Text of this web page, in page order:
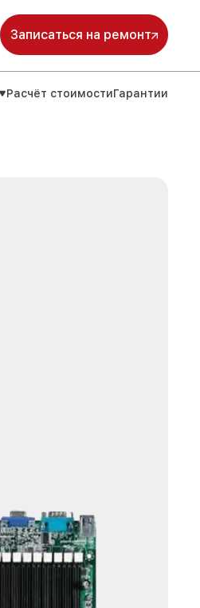
Записаться на ремонт
Расчёт стоимостиГарантии